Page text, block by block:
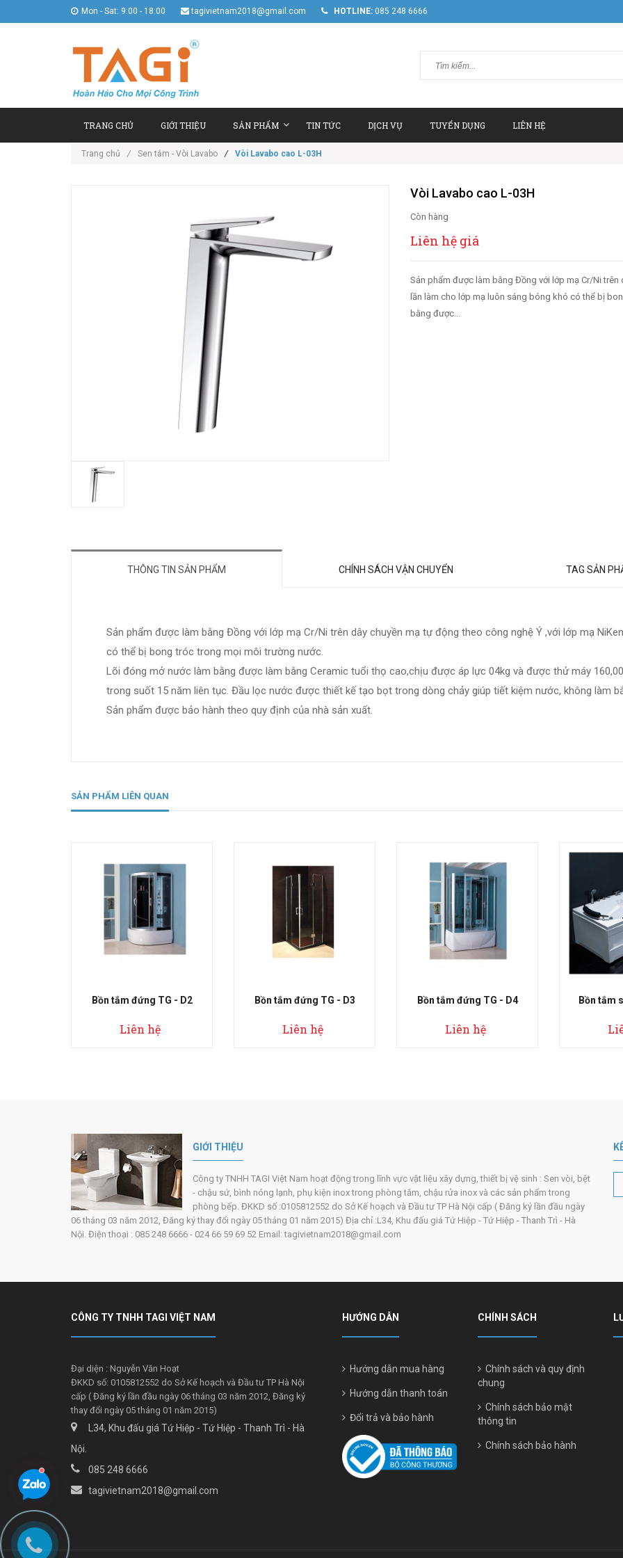
Mon - Sat: 9:00 - 18:00 tagivietnam2018@gmail.com HOTLINE: 085 248 6666
TRANG CHỦ GIỚI THIỆU SẢN PHẨM TIN TỨC DỊCH VỤ TUYỂN DỤNG LIÊN HỆ
Trang chủ / Sen tắm - Vòi Lavabo / Vòi Lavabo cao L-03H
Vòi Lavabo cao L-03H
Còn hàng
Liên hệ giá
Sản phẩm được làm bằng Đồng với lớp mạ Cr/Ni
lần làm cho lớp mạ luôn sáng bóng khó có thể bị
bằng được...
THÔNG TIN SẢN PHẨM CHÍNH SÁCH VẬN CHUYỂN TAG SẢN
Sản phẩm được làm bằng Đồng với lớp mạ Cr/Ni trên dây chuyền mạ tự động theo công nghệ Ý ,với lớp mạ
có thể bị bong tróc trong mọi môi trường nước.
Lõi đóng mở nước làm bằng được làm bằng Ceramic tuổi thọ cao,chịu được áp lực 04kg và được thử máy
trong suốt 15 năm liên tục. Đầu lọc nước được thiết kế tạo bọt trong dòng chảy giúp tiết kiệm nước, không làm
Sản phẩm được bảo hành theo quy định của nhà sản xuất.
SẢN PHẨM LIÊN QUAN
Bồn tắm đứng TG - D3
Liên hệ
Bồn tắm đứng TG - D4
Liên hệ
Bồn tắm sục TG - 4501
Liên hệ
GIỚI THIỆU
Công ty TNHH TAGI Việt Nam hoạt động trong lĩnh vực vật liệu xây dựng, thiết bị vệ sinh : Sen vòi, bệt
- chậu sứ, bình nóng lạnh, phụ kiện inox trong phòng tắm, chậu rửa inox và các sản phẩm trong
phòng bếp. ĐKKD số :0105812552 do Sở Kế hoạch và Đầu tư TP Hà Nội cấp ( Đăng ký lần đầu ngày
06 tháng 03 năm 2012, Đăng ký thay đổi ngày 05 tháng 01 năm 2015) Địa chỉ :L34, Khu đấu giá Tứ Hiệp - Tứ Hiệp - Thanh Trì - Hà
Nội. Điện thoại : 085 248 6666 - 024 66 59 69 52 Email: tagivietnam2018@gmail.com
CÔNG TY TNHH TAGI VIỆT NAM
Đại diện : Nguyễn Văn Hoạt
ĐKKD số: 0105812552 do Sở Kế hoạch và Đầu tư TP Hà Nội
cấp ( Đăng ký lần đầu ngày 06 tháng 03 năm 2012, Đăng ký
thay đổi ngày 05 tháng 01 năm 2015)
L34, Khu đấu giá Tứ Hiệp - Tứ Hiệp - Thanh Trì - Hà
Nội.
085 248 6666
tagivietnam2018@gmail.com
HƯỚNG DẪN
Hướng dẫn mua hàng
Hướng dẫn thanh toán
Đổi trả và bảo hành
CHÍNH SÁCH
Chính sách và quy định
chung
Chính sách bảo mật
thông tin
Chính sách bảo hành